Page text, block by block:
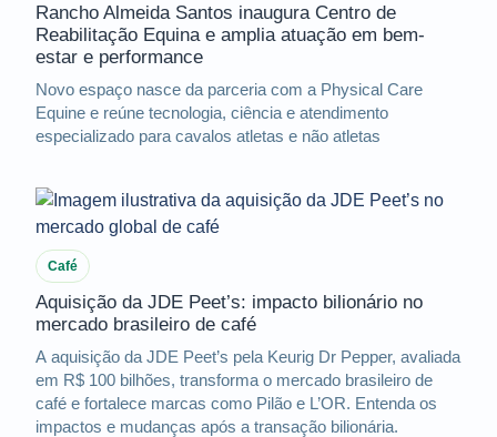
Rancho Almeida Santos inaugura Centro de
Reabilitação Equina e amplia atuação em bem-
estar e performance
Novo espaço nasce da parceria com a Physical Care
Equine e reúne tecnologia, ciência e atendimento
especializado para cavalos atletas e não atletas
Café
Aquisição da JDE Peet’s: impacto bilionário no
mercado brasileiro de café
A aquisição da JDE Peet’s pela Keurig Dr Pepper, avaliada
em R$ 100 bilhões, transforma o mercado brasileiro de
café e fortalece marcas como Pilão e L’OR. Entenda os
impactos e mudanças após a transação bilionária.